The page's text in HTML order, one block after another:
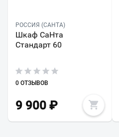
РОССИЯ (САНТА)
Шкаф СаНта
Стандарт 60
0 ОТЗЫВОВ
9 900 ₽